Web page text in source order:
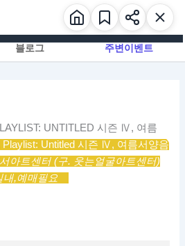
블로그 주변이벤트
UNTITLED 시즌 Ⅳ, 여름
Playlist: Untitled 시즌 Ⅳ, 여름서양음
아트센터 (구. 웃는얼굴아트센터)
내,예매필요